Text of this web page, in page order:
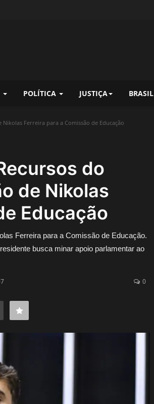
POLÍTICA JUSTIÇA BRASIL
Nikolas Ferreira para a Comissão de Educação
do
de Nikolas
Educação
Ferreira para a Comissão de Educação.
busca minar apoio parlamentar ao
0